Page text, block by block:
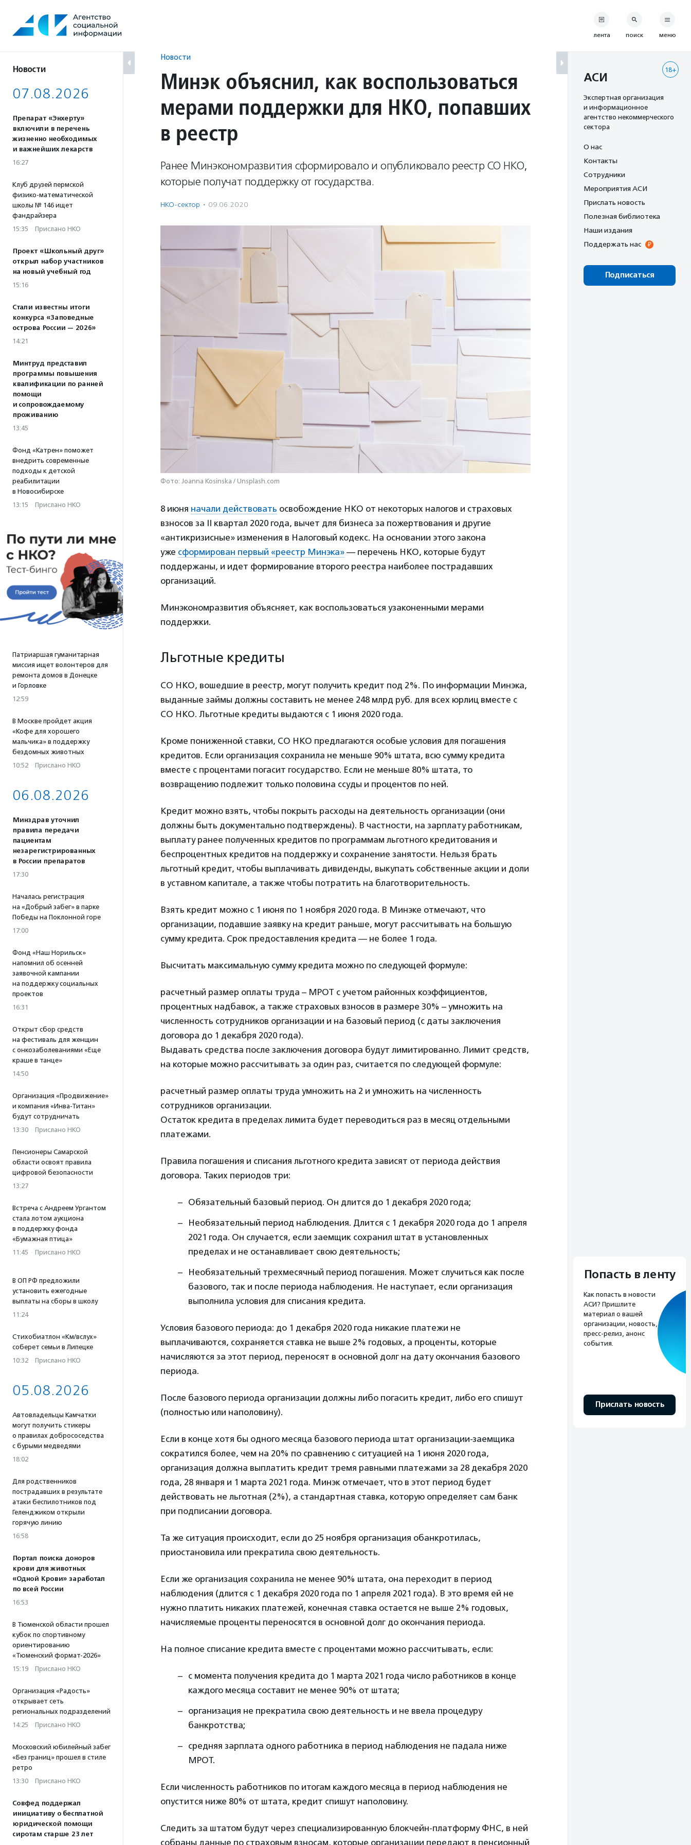
содержанию
Новости
07.08.2026
Препарат «Энхерту»
включили в перечень
жизненно необходимых
и важнейших лекарств
16:27
Клуб друзей пермской
физико-математической
школы № 146 ищет
фандрайзера
15:35 · Прислано НКО
Проект «Школьный друг»
открыл набор участников
на новый учебный год
15:16
Стали известны итоги
конкурса «Заповедные
острова России — 2026»
14:21
Минтруд представил
программы повышения
квалификации по ранней
помощи
и сопровождаемому
проживанию
13:45
Фонд «Катрен» поможет
внедрить современные
подходы к детской
реабилитации
в Новосибирске
13:15 · Прислано НКО
Патриаршая гуманитарная
миссия ищет волонтеров для
ремонта домов в Донецке
и Горловке
12:59
В Москве пройдет акция
«Кофе для хорошего
мальчика» в поддержку
бездомных животных
10:52 · Прислано НКО
06.08.2026
Минздрав уточнил
правила передачи
пациентам
незарегистрированных
в России препаратов
17:30
Началась регистрация
на «Добрый забег» в парке
Победы на Поклонной горе
17:00
Фонд «Наш Норильск»
напомнил об осенней
заявочной кампании
на поддержку социальных
проектов
16:31
Открыт сбор средств
на фестиваль для женщин
с онкозаболеваниями «Еще
краше в танце»
14:50
Организация «Продвижение»
и компания «Инва-Титан»
будут сотрудничать
13:30 · Прислано НКО
Пенсионеры Самарской
области освоят правила
цифровой безопасности
13:27
Встреча с Андреем Ургантом
стала лотом аукциона
в поддержку фонда
«Бумажная птица»
11:45 · Прислано НКО
В ОП РФ предложили
установить ежегодные
выплаты на сборы в школу
11:24
Стихобиатлон «Км/вслух»
соберет семьи в Липецке
10:32 · Прислано НКО
05.08.2026
Автовладельцы Камчатки
могут получить стикеры
о правилах добрососедства
с бурыми медведями
18:02
Для родственников
пострадавших в результате
атаки беспилотников под
Геленджиком открыли
горячую линию
16:58
Портал поиска доноров
крови для животных
«Одной Крови» заработал
по всей России
16:53
В Тюменской области прошел
кубок по спортивному
ориентированию
«Тюменский формат-2026»
15:19 · Прислано НКО
Организация «Радость»
открывает сеть
региональных подразделений
14:25 · Прислано НКО
Московский юбилейный забег
«Без границ» прошел в стиле
ретро
13:30 · Прислано НКО
Совфед поддержал
инициативу о бесплатной
юридической помощи
сиротам старше 23 лет
Новости
Минэк объяснил, как воспользоваться
мерами поддержки для НКО, попавших
в реестр
Ранее Минэкономразвития сформировало и опубликовало реестр СО НКО,
которые получат поддержку от государства.
НКО-сектор · 09.06.2020
Фото: Joanna Kosinska / Unsplash.com
8 июня начали действовать освобождение НКО от некоторых налогов и страховых
взносов за II квартал 2020 года, вычет для бизнеса за пожертвования и другие
«антикризисные» изменения в Налоговый кодекс. На основании этого закона
уже сформирован первый «реестр Минэка» — перечень НКО, которые будут
поддержаны, и идет формирование второго реестра наиболее пострадавших
организаций.
Минэкономразвития объясняет, как воспользоваться узаконенными мерами
поддержки.
Льготные кредиты
СО НКО, вошедшие в реестр, могут получить кредит под 2%. По информации Минэка,
выданные займы должны составить не менее 248 млрд руб. для всех юрлиц вместе с
СО НКО. Льготные кредиты выдаются с 1 июня 2020 года.
Кроме пониженной ставки, СО НКО предлагаются особые условия для погашения
кредитов. Если организация сохранила не меньше 90% штата, всю сумму кредита
вместе с процентами погасит государство. Если не меньше 80% штата, то
возвращению подлежит только половина ссуды и процентов по ней.
Кредит можно взять, чтобы покрыть расходы на деятельность организации (они
должны быть документально подтверждены). В частности, на зарплату работникам,
выплату ранее полученных кредитов по программам льготного кредитования и
беспроцентных кредитов на поддержку и сохранение занятости. Нельзя брать
льготный кредит, чтобы выплачивать дивиденды, выкупать собственные акции и доли
в уставном капитале, а также чтобы потратить на благотворительность.
Взять кредит можно с 1 июня по 1 ноября 2020 года. В Минэке отмечают, что
организации, подавшие заявку на кредит раньше, могут рассчитывать на большую
сумму кредита. Срок предоставления кредита — не более 1 года.
Высчитать максимальную сумму кредита можно по следующей формуле:
расчетный размер оплаты труда – МРОТ с учетом районных коэффициентов,
процентных надбавок, а также страховых взносов в размере 30% – умножить на
численность сотрудников организации и на базовый период (с даты заключения
договора до 1 декабря 2020 года).
Выдавать средства после заключения договора будут лимитированно. Лимит средств,
на которые можно рассчитывать за один раз, считается по следующей формуле:
расчетный размер оплаты труда умножить на 2 и умножить на численность
сотрудников организации.
Остаток кредита в пределах лимита будет переводиться раз в месяц отдельными
платежами.
Правила погашения и списания льготного кредита зависят от периода действия
договора. Таких периодов три:
Обязательный базовый период. Он длится до 1 декабря 2020 года;
Необязательный период наблюдения. Длится с 1 декабря 2020 года до 1 апреля
2021 года. Он случается, если заемщик сохранил штат в установленных
пределах и не останавливает свою деятельность;
Необязательный трехмесячный период погашения. Может случиться как после
базового, так и после периода наблюдения. Не наступает, если организация
выполнила условия для списания кредита.
Условия базового периода: до 1 декабря 2020 года никакие платежи не
выплачиваются, сохраняется ставка не выше 2% годовых, а проценты, которые
начисляются за этот период, переносят в основной долг на дату окончания базового
периода.
После базового периода организации должны либо погасить кредит, либо его спишут
(полностью или наполовину).
Если в конце хотя бы одного месяца базового периода штат организации-заемщика
сократился более, чем на 20% по сравнению с ситуацией на 1 июня 2020 года,
организация должна выплатить кредит тремя равными платежами за 28 декабря 2020
года, 28 января и 1 марта 2021 года. Минэк отмечает, что в этот период будет
действовать не льготная (2%), а стандартная ставка, которую определяет сам банк
при подписании договора.
Та же ситуация происходит, если до 25 ноября организация обанкротилась,
приостановила или прекратила свою деятельность.
Если же организация сохранила не менее 90% штата, она переходит в период
наблюдения (длится с 1 декабря 2020 года по 1 апреля 2021 года). В это время ей не
нужно платить никаких платежей, конечная ставка остается не выше 2% годовых,
начисляемые проценты переносятся в основной долг до окончания периода.
На полное списание кредита вместе с процентами можно рассчитывать, если:
с момента получения кредита до 1 марта 2021 года число работников в конце
каждого месяца составит не менее 90% от штата;
организация не прекратила свою деятельность и не ввела процедуру
банкротства;
средняя зарплата одного работника в период наблюдения не падала ниже
МРОТ.
Если численность работников по итогам каждого месяца в период наблюдения не
опустится ниже 80% от штата, кредит спишут наполовину.
Следить за штатом будут через специализированную блокчейн-платформу ФНС, в ней
собраны данные по страховым взносам, которые организации передают в пенсионный
лента поиск меню
18+
АСИ
Экспертная организация
и информационное
агентство некоммерческого
сектора
О нас
Контакты
Сотрудники
Мероприятия АСИ
Прислать новость
Полезная библиотека
Наши издания
Поддержать нас
Подписаться
Попасть в ленту
Как попасть в новости
АСИ? Пришлите
материал о вашей
организации, новость,
пресс-релиз, анонс
события.
Прислать новость